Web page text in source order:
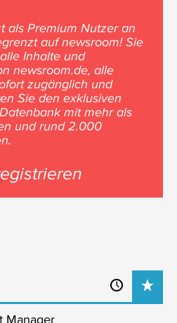
als Premium Nutzer an
auf newsroom! Sie
Inhalte und
newsroom.de, alle
zugänglich und
Sie den exklusiven
mit mehr als
und rund 2.000
Manager